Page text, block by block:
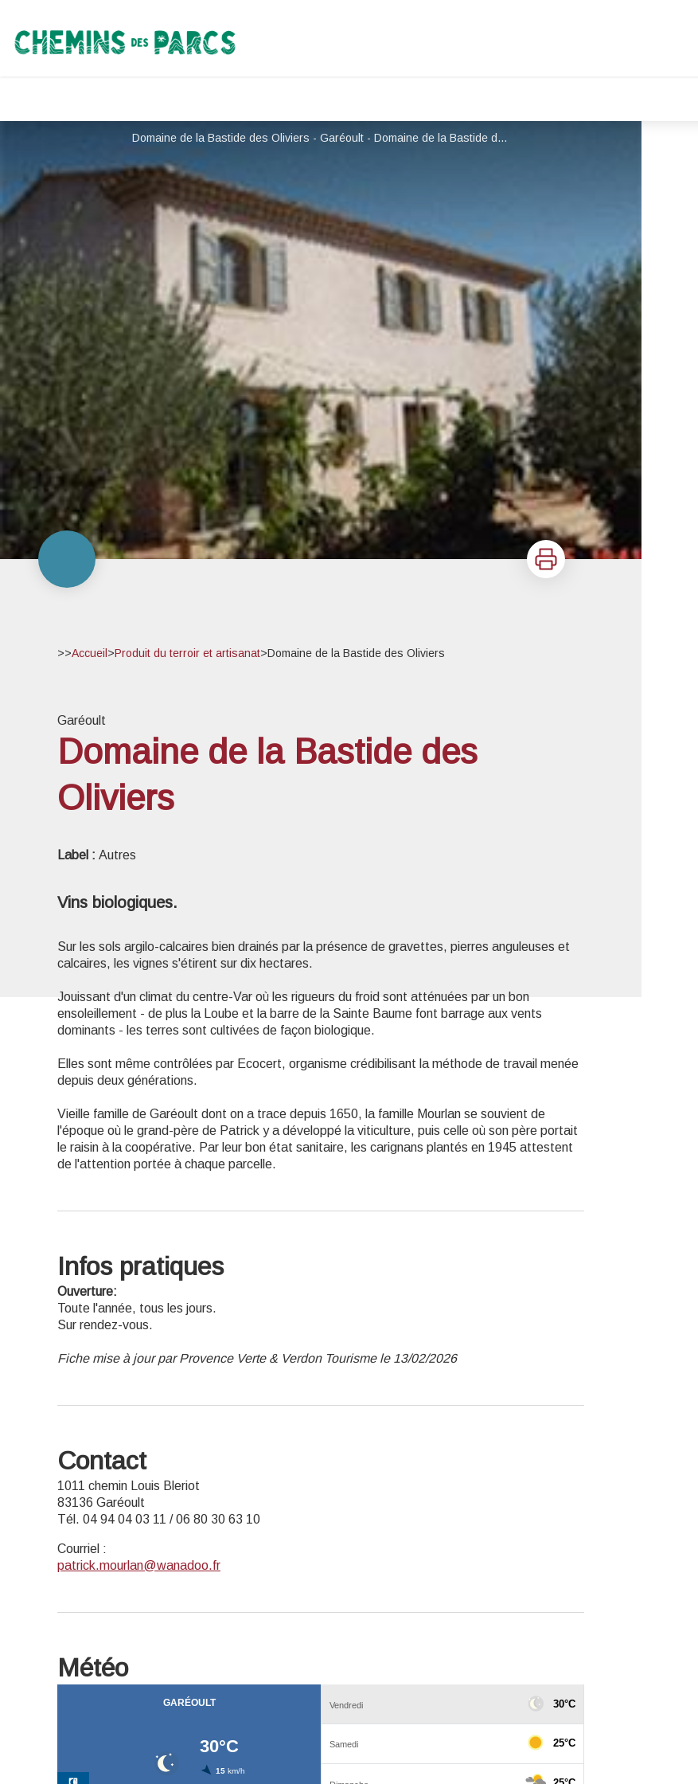
Chemins des Parcs
Domaine de la Bastide des Oliviers - Garéoult - Domaine de la Bastide des Oliviers - Garéoult
Imprimer
>>Accueil >Produit du terroir et artisanat>Domaine de la Bastide des Oliviers
Garéoult
Domaine de la Bastide des
Oliviers
Label : Autres
Vins biologiques.
Sur les sols argilo-calcaires bien drainés par la présence de gravettes, pierres anguleuses et
calcaires, les vignes s'étirent sur dix hectares.
Jouissant d'un climat du centre-Var où les rigueurs du froid sont atténuées par un bon
ensoleillement - de plus la Loube et la barre de la Sainte Baume font barrage aux vents
dominants - les terres sont cultivées de façon biologique.
Elles sont même contrôlées par Ecocert, organisme crédibilisant la méthode de travail menée
depuis deux générations.
Vieille famille de Garéoult dont on a trace depuis 1650, la famille Mourlan se souvient de
l'époque où le grand-père de Patrick y a développé la viticulture, puis celle où son père portait
le raisin à la coopérative. Par leur bon état sanitaire, les carignans plantés en 1945 attestent
de l'attention portée à chaque parcelle.
Infos pratiques
Ouverture:
Toute l'année, tous les jours.
Sur rendez-vous.
Fiche mise à jour par Provence Verte & Verdon Tourisme le 13/02/2026
Contact
1011 chemin Louis Bleriot
83136 Garéoult
Tél. 04 94 04 03 11 / 06 80 30 63 10
Courriel :
patrick.mourlan@wanadoo.fr
Météo